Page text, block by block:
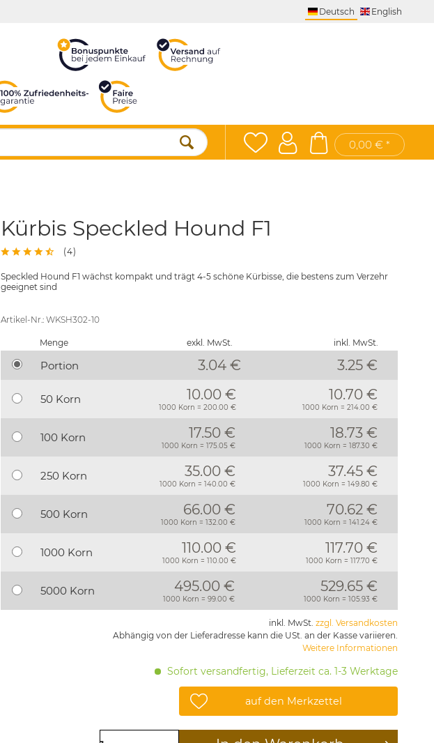
Deutsch English
0,00 € *
Kürbis Speckled Hound F1
(4)
Speckled Hound F1 wächst kompakt und trägt 4-5 schöne Kürbisse, die bestens zum Verzehr
geeignet sind
Artikel-Nr.: WKSH302-10
Menge exkl. MwSt. inkl. MwSt.
Portion 3.04 € 3.25€
50 Korn 10.00 €
1000 Korn = 200.00 €
10.70 €
1000 Korn = 214.00 €
100 Korn 17.50 €
1000 Korn = 175.05 €
18.73 €
1000 Korn = 187.30 €
250 Korn 35.00 €
1000 Korn = 140.00 €
37.45 €
1000 Korn = 149.80 €
500 Korn 66.00 €
1000 Korn = 132.00 €
70.62 €
1000 Korn = 141.24 €
1000 Korn 110.00 €
1000 Korn = 110.00 €
117.70 €
1000 Korn = 117.70 €
5000 Korn 495.00 €
1000 Korn = 99.00 €
529.65 €
1000 Korn = 105.93 €
inkl. MwSt. zzgl. Versandkosten
Abhängig von der Lieferadresse kann die USt. an der Kasse variieren.
Weitere Informationen
Sofort versandfertig, Lieferzeit ca. 1-3 Werktage
auf den Merkzettel